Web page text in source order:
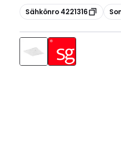
Kopioi
Sähkönro 4221316